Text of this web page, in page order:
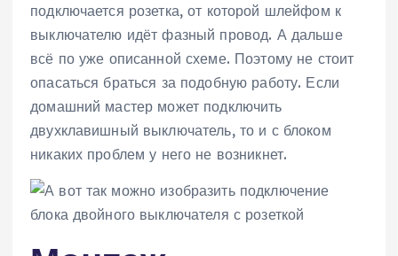
подключается розетка, от которой шлейфом к
выключателю идёт фазный провод. А дальше
всё по уже описанной схеме. Поэтому не стоит
опасаться браться за подобную работу. Если
домашний мастер может подключить
двухклавишный выключатель, то и с блоком
никаких проблем у него не возникнет.